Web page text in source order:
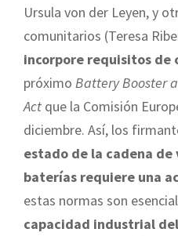
Ursula von der Leyen, y
comunitarios (Teresa
incorpore requisitos de
próximo Battery Booster
Act que la Comisión
diciembre. Así, los
estado de la cadena de
baterías requiere una
estas normas son
capacidad industrial